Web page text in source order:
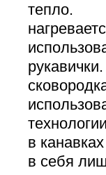
тепло.
в
в себя